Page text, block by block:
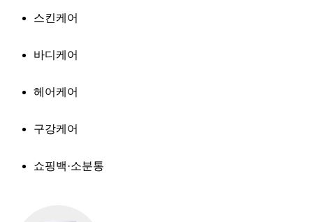
스킨케어
바디케어
헤어케어
구강케어
쇼핑백·소분통